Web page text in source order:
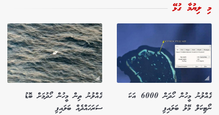
މި ލިޔުމާ ގުޅޭ
ގެއްލުނު މީހުން ހޯދަން 6000 އަކަ
ނޯޓިކަލް މޭލު ބަލައިފި
ގެއްލުނު ތިން މީހުން ހޯދުމަށް ބޮޑު
ސަރަހައްދެއް ބަލައިފި